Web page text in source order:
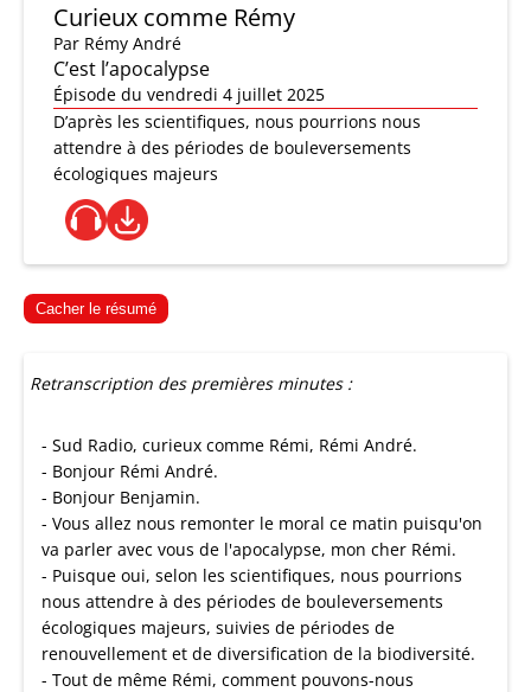
Curieux comme Rémy
Par Rémy André
C’est l’apocalypse
Épisode du vendredi 4 juillet 2025
D’après les scientifiques, nous pourrions nous
attendre à des périodes de bouleversements
écologiques majeurs
Cacher le résumé
Retranscription des premières minutes :
- Sud Radio, curieux comme Rémi, Rémi André.
- Bonjour Rémi André.
- Bonjour Benjamin.
- Vous allez nous remonter le moral ce matin puisqu'on
va parler avec vous de l'apocalypse, mon cher Rémi.
- Puisque oui, selon les scientifiques, nous pourrions
nous attendre à des périodes de bouleversements
écologiques majeurs, suivies de périodes de
renouvellement et de diversification de la biodiversité.
- Tout de même Rémi, comment pouvons-nous